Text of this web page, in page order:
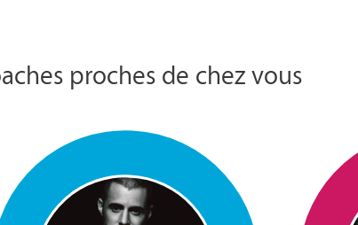
proches de chez vous